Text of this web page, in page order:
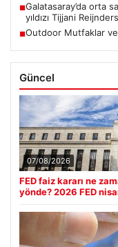
■Galatasaray’da orta
yıldızı Tijjani Reijnders
■Outdoor Mutfaklar ve
Güncel
07/08/2026
FED faiz kararı ne
yönde? 2026 FED